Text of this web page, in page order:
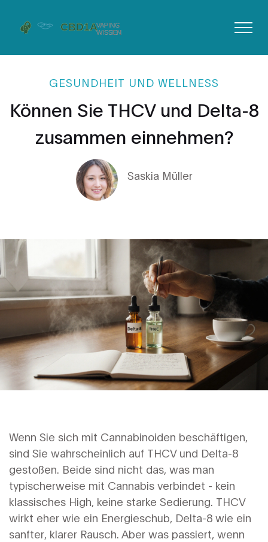
GESUNDHEIT UND WELLNESS
Können Sie THCV und Delta-8
zusammen einnehmen?
Saskia Müller
Wenn Sie sich mit Cannabinoiden beschäftigen,
sind Sie wahrscheinlich auf THCV und Delta-8
gestoßen. Beide sind nicht das, was man
typischerweise mit Cannabis verbindet - kein
klassisches High, keine starke Sedierung. THCV
wirkt eher wie ein Energieschub, Delta-8 wie ein
sanfter, klarer Rausch. Aber was passiert, wenn